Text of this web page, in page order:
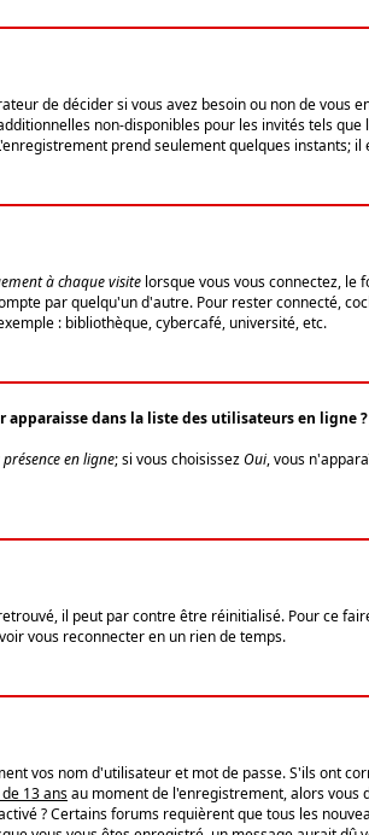
de décider si vous avez besoin ou non de
non-disponibles pour les invités tels
prend seulement quelques instants;
à chaque visite lorsque vous vous connectez,
par quelqu'un d'autre. Pour rester connecté,
: bibliothèque, cybercafé, université, etc.
dans la liste des utilisateurs en ligne ?
présence en ligne; si vous choisissezOui, vous
il peut par contre être réinitialisé. Pour ce
vous reconnecter en un rien de temps.
vos nom d'utilisateur et mot de passe. S'ils ont
13 ansau moment de l'enregistrement, alors vous
? Certains forums requièrent que tous les